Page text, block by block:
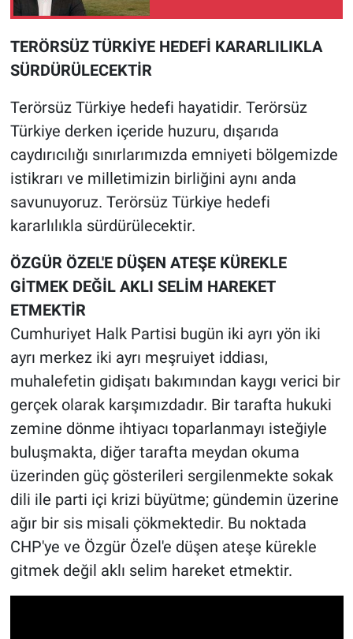
TERÖRSÜZ TÜRKİYE HEDEFİ KARARLILIKLA
SÜRDÜRÜLECEKTİR
Terörsüz Türkiye hedefi hayatidir. Terörsüz
Türkiye derken içeride huzuru, dışarıda
caydırıcılığı sınırlarımızda emniyeti bölgemizde
istikrarı ve milletimizin birliğini aynı anda
savunuyoruz. Terörsüz Türkiye hedefi
kararlılıkla sürdürülecektir.
ÖZGÜR ÖZEL'E DÜŞEN ATEŞE KÜREKLE
GİTMEK DEĞİL AKLI SELİM HAREKET
ETMEKTİR
Cumhuriyet Halk Partisi bugün iki ayrı yön iki
ayrı merkez iki ayrı meşruiyet iddiası,
muhalefetin gidişatı bakımından kaygı verici bir
gerçek olarak karşımızdadır. Bir tarafta hukuki
zemine dönme ihtiyacı toparlanmayı isteğiyle
buluşmakta, diğer tarafta meydan okuma
üzerinden güç gösterileri sergilenmekte sokak
dili ile parti içi krizi büyütme; gündemin üzerine
ağır bir sis misali çökmektedir. Bu noktada
CHP'ye ve Özgür Özel'e düşen ateşe kürekle
gitmek değil aklı selim hareket etmektir.